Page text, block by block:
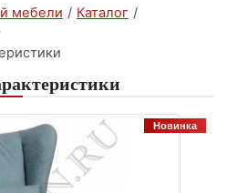
мебели / Каталог /
Новинка